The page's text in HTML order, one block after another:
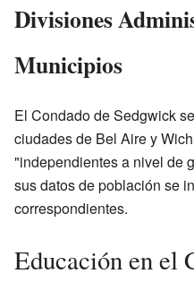
Divisiones
Municipios
El Condado de Sedgwick
ciudades de Bel Aire y
"independientes a nivel de
sus datos de población se
correspondientes.
Educación en el